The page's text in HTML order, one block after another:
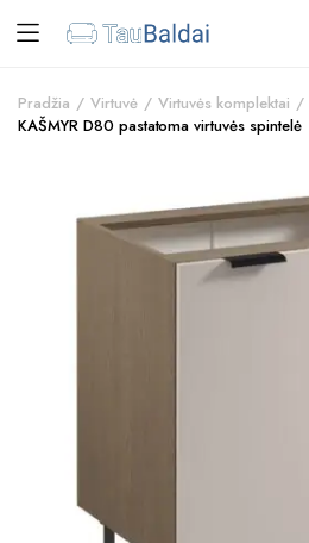
Pradžia Virtuvė Virtuvės komplektai
KAŠMYR D80 pastatoma virtuvės spintelė